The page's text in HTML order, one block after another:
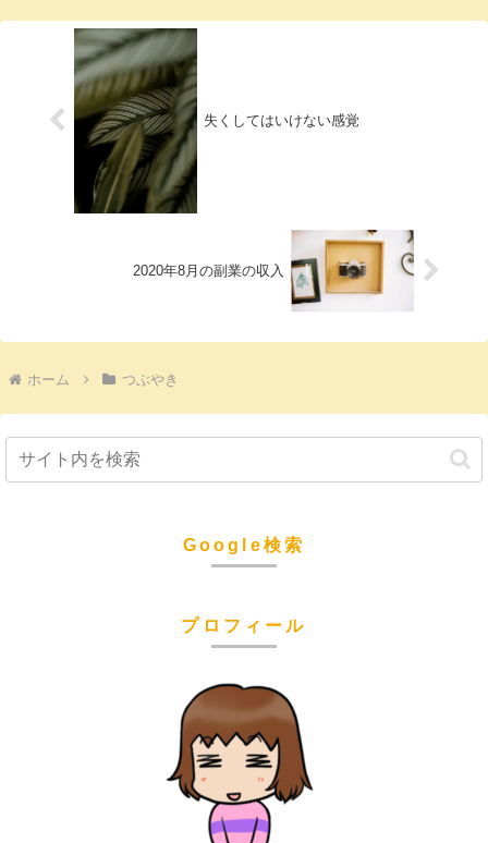
失くしてはいけない感覚
2020年8月の副業の収入
ホーム つぶやき
Google検索
プロフィール